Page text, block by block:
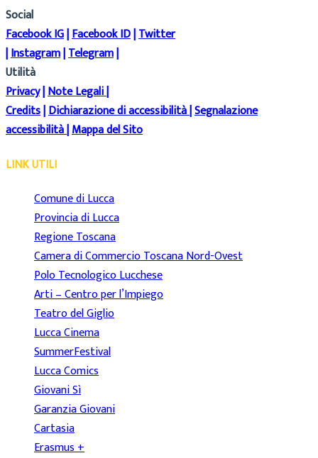
Social
Facebook IG|Facebook ID|Twitter
|Instagram|Telegram|
Utilità
Privacy|Note Legali|
Credits|Dichiarazione di accessibilità|Segnalazione
accessibilità|Mappa del Sito
LINK UTILI
Comune di Lucca
Provincia di Lucca
Regione Toscana
Camera di Commercio Toscana Nord-Ovest
Polo Tecnologico Lucchese
Arti – Centro per l’Impiego
Teatro del Giglio
Lucca Cinema
SummerFestival
Lucca Comics
Giovani Sì
Garanzia Giovani
Cartasia
Erasmus +